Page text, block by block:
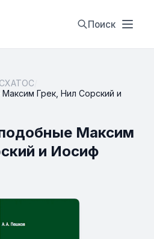
Поиск
Грек, Нил Сорский и
Максим
и Иосиф